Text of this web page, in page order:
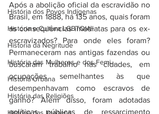
História dos Povos Indígenas
História e Cultura LGBTQIA+
Historia da Negritude
História das Mulheres e dos Femi...
História Urbana
História das Religiões
Após a abolição oficial da escravidão no
Brasil, em 1888, há 135 anos, quais foram
as consequências imediatas para os ex-
escravizados? Para onde eles foram?
Permaneceram nas antigas fazendas ou
buscaram trabalho nas cidades, em
ocupações semelhantes às que
desempenhavam como escravos de
ganho? Além disso, foram adotadas
políticas públicas de ressarcimento